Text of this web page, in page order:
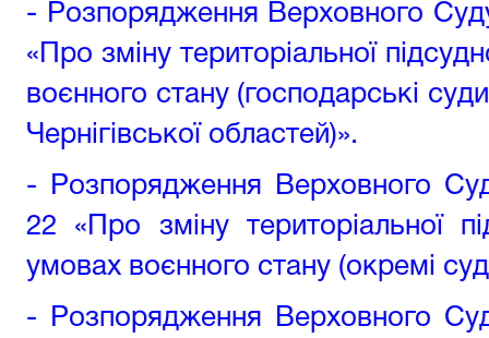
- Розпорядження Верховного
«Про зміну територіальної
воєнного стану (господарські
Чернігівської областей)».
- Розпорядження Верховного
22 «Про зміну територіальної
умовах воєнного стану (окремі
- Розпорядження Верховного